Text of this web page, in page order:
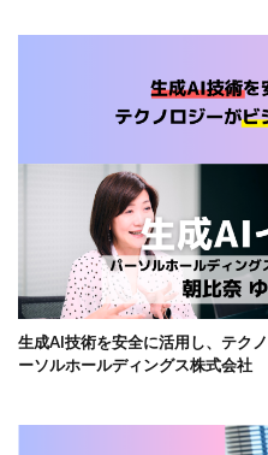
生成AI技術を安全に活用し、テク
ーソルホールディングス株式会社